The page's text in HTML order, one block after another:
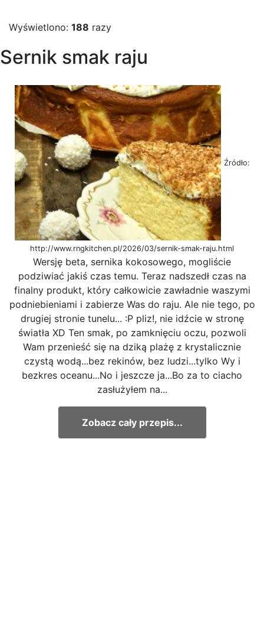
Wyświetlono: 188 razy
Sernik smak raju
Źródło:
http://www.rngkitchen.pl/2026/03/sernik-smak-raju.html
Wersję beta, sernika kokosowego, mogliście
podziwiać jakiś czas temu. Teraz nadszedł czas na
finalny produkt, który całkowicie zawładnie waszymi
podniebieniami i zabierze Was do raju. Ale nie tego, po
drugiej stronie tunelu... :P pliz!, nie idźcie w stronę
światła XD Ten smak, po zamknięciu oczu, pozwoli
Wam przenieść się na dziką plażę z krystalicznie
czystą wodą...bez rekinów, bez ludzi...tylko Wy i
bezkres oceanu...No i jeszcze ja...Bo za to ciacho
zasłużyłem na...
Zobacz cały przepis...